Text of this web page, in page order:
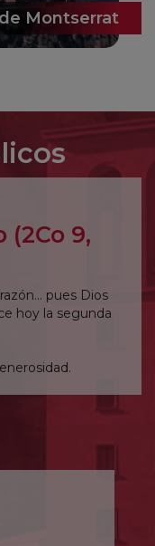
Montserrat
(2Co 9,
pues Dios
hoy la segunda